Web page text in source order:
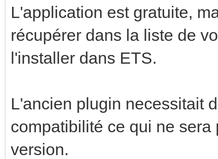
L'application est gratuite,
récupérer dans la liste de
l'installer dans ETS.
L'ancien plugin necessitait
compatibilité ce qui ne
version.